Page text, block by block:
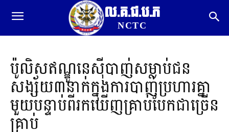
ល.គ.ជ.ប.ភ
NCTC
ប៉ូលិសឥណ្ឌូនេស៊ីបាញ់សម្លាប់ជន
សង្ស័យ៣នាក់ក្នុងការបាញ់ប្រហារគ្នា
មួយបន្ទាប់ពីរកឃើញគ្រាប់បែកជាច្រើន
គ្រាប់